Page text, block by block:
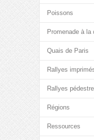
Poissons
Promenade à la
Quais de Paris
Rallyes
Rallyes
Régions
Ressources